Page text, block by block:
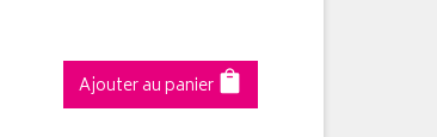
Ajouter au panier